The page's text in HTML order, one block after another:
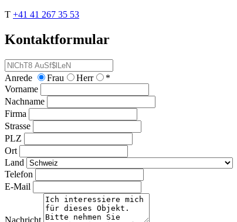
T +41 41 267 35 53
Kontaktformular
Anrede Frau Herr
*
Vorname
Nachname
Firma
Strasse
PLZ
Ort
Land
Telefon
E-Mail
Nachricht